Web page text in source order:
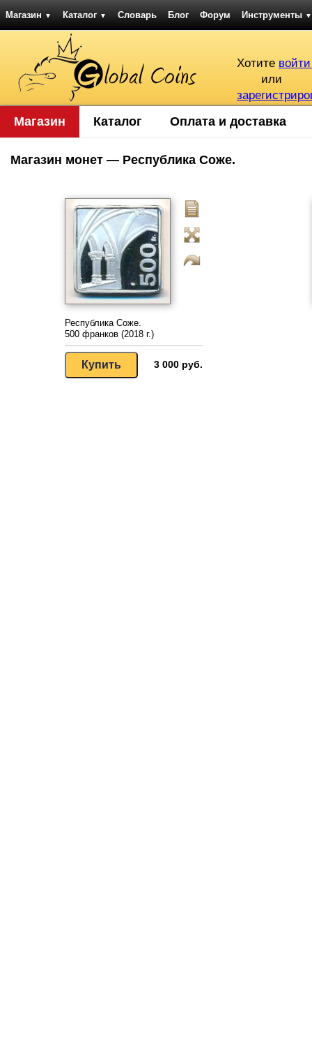
Магазин ▼ Каталог ▼ Словарь Блог Форум Инструменты ▼
Хотите
или
Магазин Каталог Оплата и доставка
Магазин монет — Республика Соже.
Республика Соже.
500 франков (2018 г.)
3 000 руб.